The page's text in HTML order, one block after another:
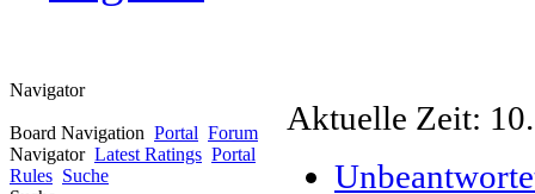
Navigator
Board Navigation Portal Forum
Navigator Latest Ratings Portal
Rules Suche
Aktuelle Zeit: